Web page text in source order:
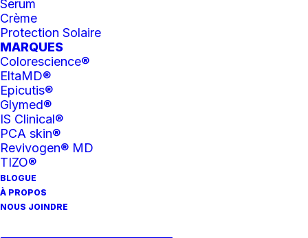
Serum
Crème
Protection Solaire
MARQUES
Colorescience®
EltaMD®
Epicutis®
Glymed®
IS Clinical®
PCA skin®
Revivogen® MD
TIZO®
BLOGUE
À PROPOS
NOUS JOINDRE
sous le droit canadien ou sous tout autre droit
des droits d’auteur et est la propriété de Clinique
skinpure. Les éléments figurant sur ce site ne
peuvent être copiés, reproduits, publiés de
nouveau, téléchargés, affichés, transmis,
distribués, ni modifiés, en totalité ou en partie,
que ce soit sous forme textuelle, graphique,
audio, vidéo ou exécutable, sans notre
autorisation écrite.
Tous droits réservés.
2. UTILISATION DU CONTENU DE
L’ENTREPRISE